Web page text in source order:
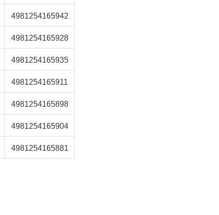
4981254165942
4981254165928
4981254165935
4981254165911
4981254165898
4981254165904
4981254165881